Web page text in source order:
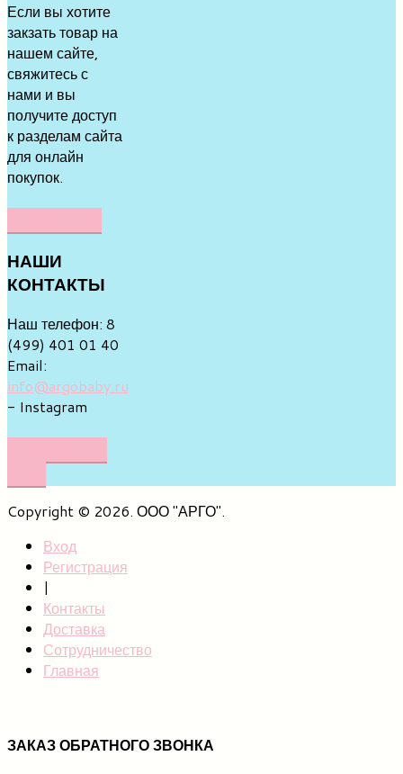
Если вы хотите
закзать товар на
нашем сайте,
свяжитесь с
нами и вы
получите доступ
к разделам сайта
для онлайн
покупок.
НАШИ
КОНТАКТЫ
Наш телефон: 8
(499) 401 01 40
Email:
info@argobaby.ru
- Instagram
Copyright © 2026. ООО "АРГО".
Вход
Регистрация
|
Контакты
Доставка
Сотрудничество
Главная
ЗАКАЗ ОБРАТНОГО ЗВОНКА